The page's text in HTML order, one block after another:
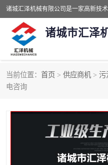
诸城市汇泽
当前位置： 首页 > 供应商机 > 污
电咨询
发酵设备
鸡粪发酵机
纳米膜好氧发酵堆肥机